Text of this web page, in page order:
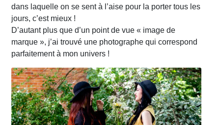
dans laquelle on se sent à l’aise pour la porter tous les
jours, c’est mieux !
D’autant plus que d’un point de vue « image de
marque », j’ai trouvé une photographe qui correspond
parfaitement à mon univers !